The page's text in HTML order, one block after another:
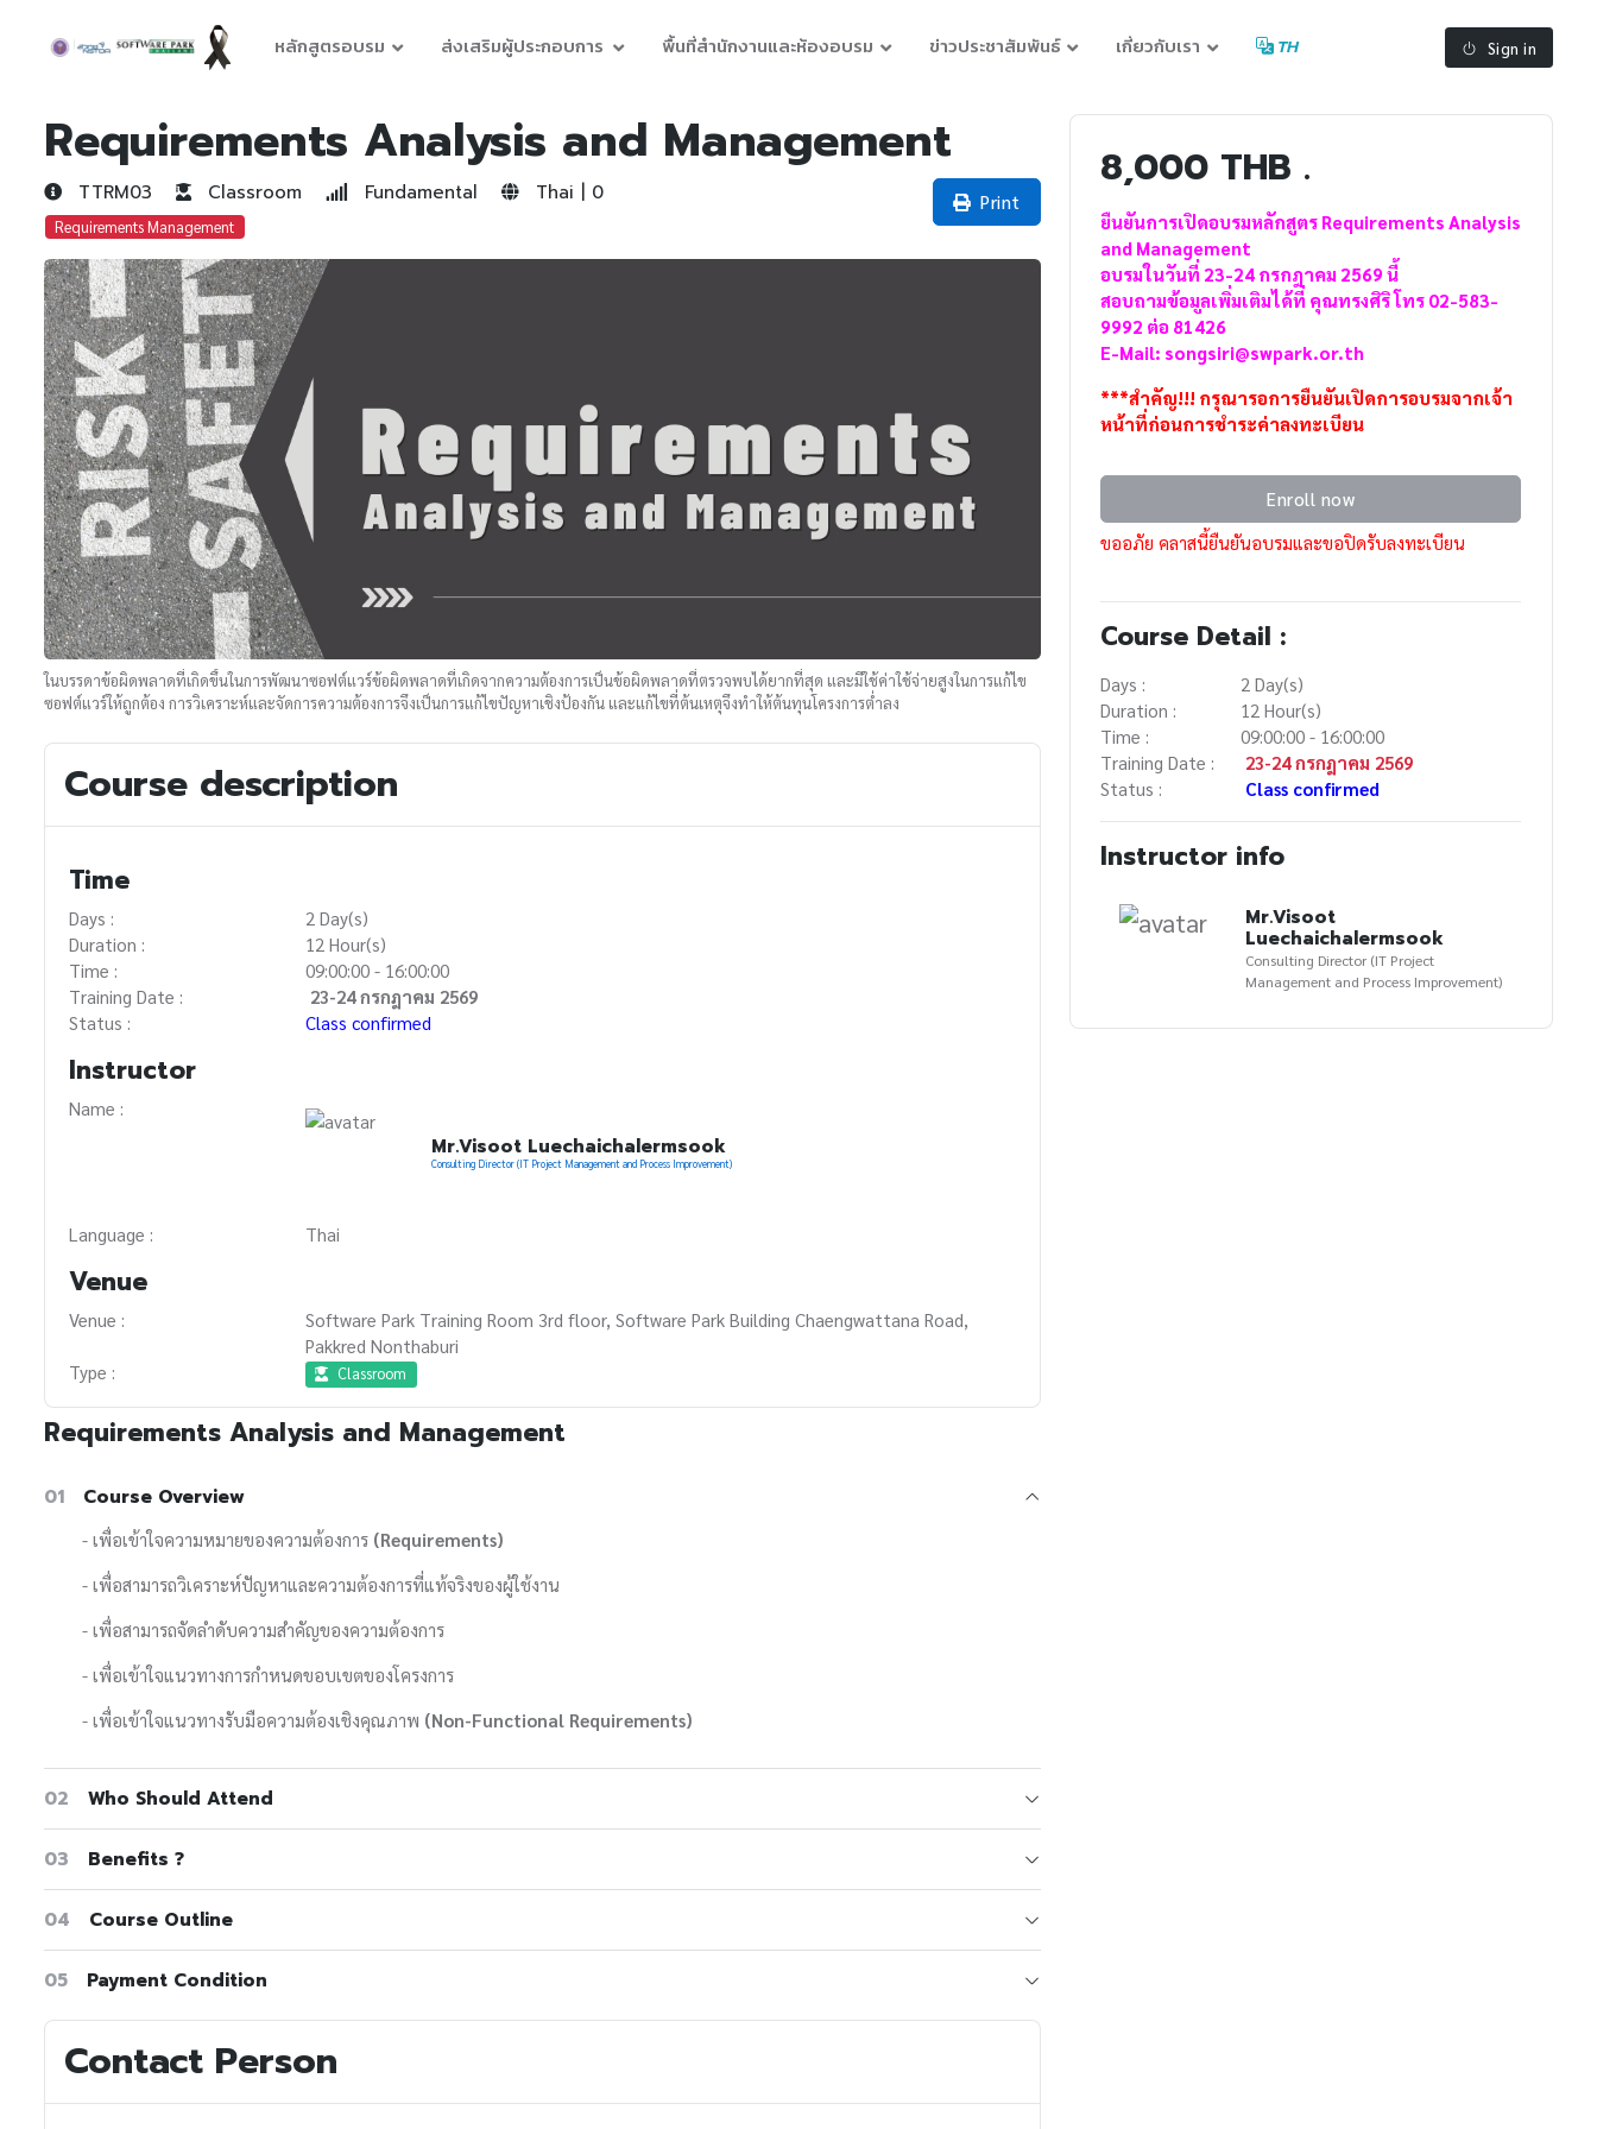
หลักสูตรอบรม ส่งเสริมผู้ประกอบการ พื้นที่สำนักงานและห้องอบรม ข่าวประชาสัมพันธ์ เกี่ยวกับเรา TH Sign in
Requirements Analysis and Management
TTRM03 Classroom Fundamental Thai | 0
Requirements Management
Print
ในบรรดาข้อผิดพลาดที่เกิดขึ้นในการพัฒนาซอฟต์แวร์ข้อผิดพลาดที่เกิดจากความต้องการเป็นข้อผิดพลาดที่ตรวจพบได้ยากที่สุด และมีใช้ค่าใช้จ่ายสูงในการแก้ไข
ซอฟต์แวร์ให้ถูกต้อง การวิเคราะห์และจัดการความต้องการจึงเป็นการแก้ไขปัญหาเชิงป้องกัน และแก้ไขที่ต้นเหตุจึงทำให้ต้นทุนโครงการต่ำลง
Course description
Time
Days :
2 Day(s)
Duration :
12 Hour(s)
Time :
09:00:00 - 16:00:00
Training Date :
23-24 กรกฎาคม 2569
Status :
Class confirmed
Instructor
Name :
Mr.Visoot Luechaichalermsook
Consulting Director (IT Project Management and Process Improvement)
Language : Thai
Venue
Venue :
Software Park Training Room 3rd floor, Software Park Building Chaengwattana Road,
Pakkred Nonthaburi
Type :
Classroom
Requirements Analysis and Management
01 Course Overview
- เพื่อเข้าใจความหมายของความต้องการ (Requirements)
- เพื่อสามารถวิเคราะห์ปัญหาและความต้องการที่แท้จริงของผู้ใช้งาน
- เพื่อสามารถจัดลำดับความสำคัญของความต้องการ
- เพื่อเข้าใจแนวทางการกำหนดขอบเขตของโครงการ
- เพื่อเข้าใจแนวทางรับมือความต้องเชิงคุณภาพ (Non-Functional Requirements)
02 Who Should Attend
03 Benefits ?
04 Course Outline
05 Payment Condition
Contact Person
8,000 THB .
ยืนยันการเปิดอบรมหลักสูตร Requirements Analysis
and Management
อบรมในวันที่ 23-24 กรกฎาคม 2569 นี้
สอบถามข้อมูลเพิ่มเติมได้ที่ คุณทรงศิริ โทร 02-583-
9992 ต่อ 81426
E-Mail: songsiri@swpark.or.th
***สำคัญ!!! กรุณารอการยืนยันเปิดการอบรมจากเจ้า
หน้าที่ก่อนการชำระค่าลงทะเบียน
Enroll now
ขออภัย คลาสนี้ยืนยันอบรมและขอปิดรับลงทะเบียน
Course Detail :
Days :
2 Day(s)
Duration :
12 Hour(s)
Time :
09:00:00 - 16:00:00
Training Date :
23-24 กรกฎาคม 2569
Status :
Class confirmed
Instructor info
Mr.Visoot
Luechaichalermsook
Consulting Director (IT Project
Management and Process Improvement)